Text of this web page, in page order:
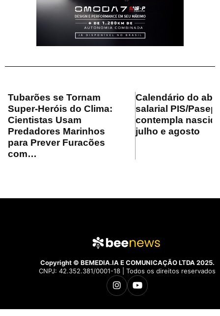
Tubarões se Tornam
Super-Heróis do Clima:
Cientistas Usam
Predadores Marinhos
para Prever Furacões
com…
Calendário do
salarial PIS/Pasep
contempla
julho e agosto
Copyright © BEMEDIA.IA E COMUNICAÇÃO LTDA 2025.
CNPJ: 42.352.381/0001-18 | Todos os direitos reservados